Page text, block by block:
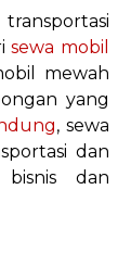
sewa mobil
mewah
yang
, sewa
dan
dan